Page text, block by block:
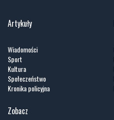
Artykuły
Wiadomości
Sport
Kultura
Społeczeństwo
Kronika policyjna
Zobacz